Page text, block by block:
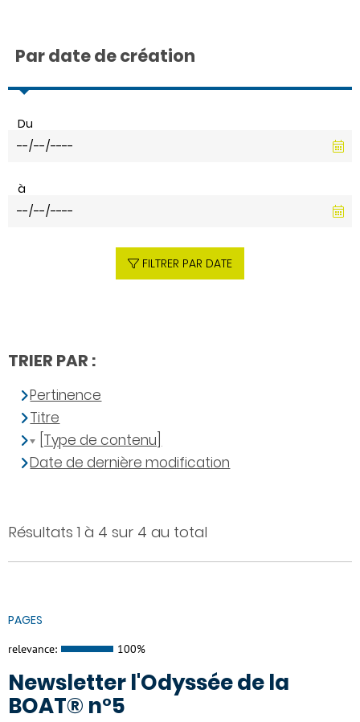
Résultats 1 à 4 sur 4 au total
PAGES
relevance: 100%
Newsletter l'Odyssée de la
BOAT® n°5
Par date de création
Du
à
FILTRER PAR DATE
TRIER PAR :
Pertinence
Titre
[Type de contenu]
Date de dernière modification